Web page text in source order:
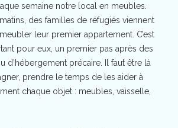
semaine notre local en meubles.
des familles de réfugiés viennent
leur premier appartement. C’est
pour eux, un premier pas après des
d’hébergement précaire. Il faut être là
prendre le temps de les aider à
chaque objet : meubles, vaisselle,